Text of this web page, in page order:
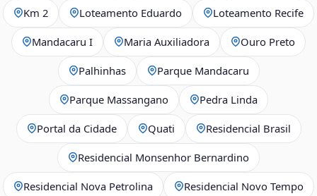
Km 2 Loteamento Eduardo Loteamento Recife
Mandacaru I Maria Auxiliadora Ouro Preto
Palhinhas Parque Mandacaru
Parque Massangano Pedra Linda
Portal da Cidade Quati Residencial Brasil
Residencial Monsenhor Bernardino
Residencial Nova Petrolina Residencial Novo Tempo